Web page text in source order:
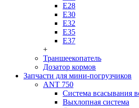
Е28
Е30
Е32
Е35
Е37
+
Траншеекопатель
Дозатор кормов
Запчасти для мини-погрузчиков
ANT 750
Система всасывания
Выхлопная система